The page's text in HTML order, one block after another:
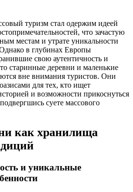
туризм стал одержим идеей
что зачастую
местам и утрате уникальности
в глубинах Европы
свою аутентичность и
старинные деревни и маленькие
вне внимания туристов. Они
для тех, кто ищет
и возможности прикоснуться
суете массового
как хранилища
и уникальные